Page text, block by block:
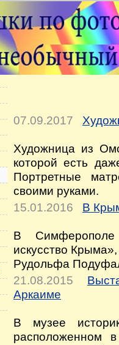
07.09.2017
Художница из
которой есть
Портретные
своими руками.
15.01.2016
В
В Симферополе
искусство
Рудольфа
21.08.2015
Аркаиме
В музее
расположенном